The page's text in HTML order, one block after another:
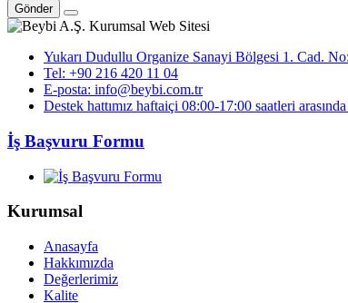
Gönder
Yukarı Dudullu Organize Sanayi Bölgesi 1. Cad.
Tel: +90 216 420 11 04
E-posta: info@beybi.com.tr
Destek hattımız haftaiçi 08:00-17:00 saatleri
İş Başvuru Formu
Kurumsal
Anasayfa
Hakkımızda
Değerlerimiz
Kalite